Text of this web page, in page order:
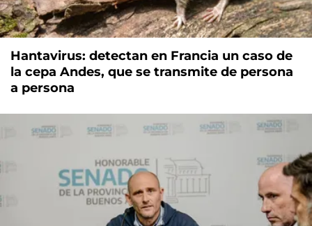
Hantavirus: detectan en Francia un caso de
la cepa Andes, que se transmite de persona
a persona